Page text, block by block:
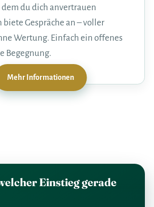
du dich anvertrauen
biete Gespräche an – voller
Wertung. Einfach ein offenes
Begegnung.
Mehr Informationen
Einstieg gerade